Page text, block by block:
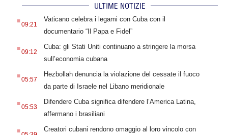
ULTIME NOTIZIE
.09:21
Vaticano celebra i legami con Cuba con il
documentario “Il Papa e Fidel”
.09:12
Cuba: gli Stati Uniti continuano a stringere la morsa
sull’economia cubana
.05:57
Hezbollah denuncia la violazione del cessate il fuoco
da parte di Israele nel Libano meridionale
.05:53
Difendere Cuba significa difendere l’America Latina,
affermano i brasiliani
.
Creatori cubani rendono omaggio al loro vincolo con